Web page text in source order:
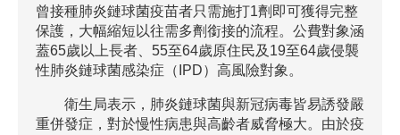
曾接種肺炎鏈球菌疫苗者只需施打1劑即可獲得完整
保護，大幅縮短以往需多劑銜接的流程。公費對象涵
蓋65歲以上長者、55至64歲原住民及19至64歲侵襲
性肺炎鏈球菌感染症（IPD）高風險對象。
衛生局表示，肺炎鏈球菌與新冠病毒皆易誘發嚴
重併發症，對於慢性病患與高齡者威脅極大。由於疫